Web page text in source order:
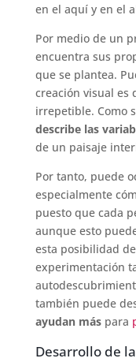
en el aquí y en el
Por medio de un
encuentra sus
que se plantea.
creación visual es
irrepetible. Como
describe las
de un paisaje
Por tanto, puede
especialmente
puesto que cada
aunque esto
esta posibilidad
experimentación
también puede
ayudan máspara
Desarrollo de